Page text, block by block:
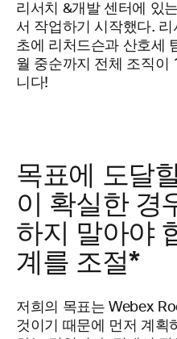
리서치 &개발 센터에 있
서 작업하기 시작했다.
초에 리처드슨과 산호세
월 중순까지 전체 조직이
니다!
목표에 도달
이 확실한 경
하지 말아야
계를 조절*
저희의 목표는 Webex
것이기 때문에 먼저 계획